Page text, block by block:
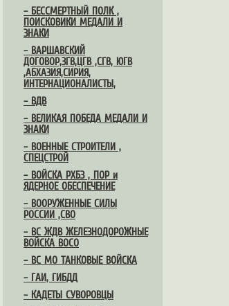
– БЕССМЕРТНЫЙ ПОЛК ,
ПОИСКОВИКИ МЕДАЛИ И
ЗНАКИ
– ВАРШАВСКИЙ
ДОГОВОР,ЗГВ,ЦГВ ,СГВ, ЮГВ
,АБХАЗИЯ,СИРИЯ,
ИНТЕРНАЦИОНАЛИСТЫ,
– ВДВ
– ВЕЛИКАЯ ПОБЕДА МЕДАЛИ И
ЗНАКИ
– ВОЕННЫЕ СТРОИТЕЛИ ,
СПЕЦСТРОЙ
– ВОЙСКА РХБЗ , ПОР и
ЯДЕРНОЕ ОБЕСПЕЧЕНИЕ
– ВООРУЖЕННЫЕ СИЛЫ
РОССИИ ,СВО
– ВС ЖДВ ЖЕЛЕЗНОДОРОЖНЫЕ
ВОЙСКА ВОСО
– ВС МО ТАНКОВЫЕ ВОЙСКА
– ГАИ, ГИБДД
– КАДЕТЫ СУВОРОВЦЫ